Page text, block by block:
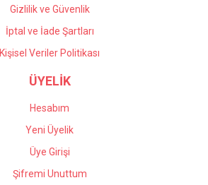
Gizlilik ve Güvenlik
İptal ve İade Şartları
Kişisel Veriler Politikası
ÜYELİK
Hesabım
Yeni Üyelik
Üye Girişi
Şifremi Unuttum